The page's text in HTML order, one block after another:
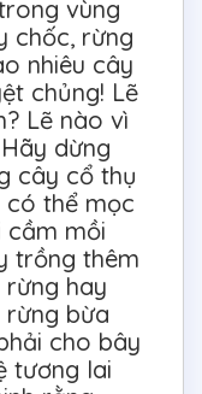
vùng
chốc, rừng
nhiêu cây
chủng! Lẽ
Lẽ nào vì
dừng
cây cổ thụ
có thể mọc
cầm mồi
trồng thêm
rừng hay
bừa
cho bây
tương lai